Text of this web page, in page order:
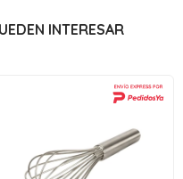
INTERESAR